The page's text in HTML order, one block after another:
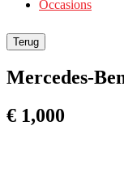
Occasions
Terug
Mercedes-
€ 1,000